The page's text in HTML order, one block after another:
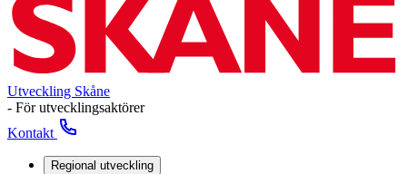
Utveckling Skåne
- För utvecklingsaktörer
Kontakt
Regional utveckling